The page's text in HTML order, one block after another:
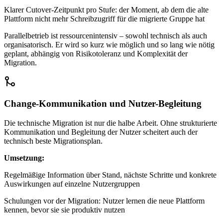
Klarer Cutover-Zeitpunkt pro Stufe: der Moment, ab dem die alte
Plattform nicht mehr Schreibzugriff für die migrierte Gruppe hat
Parallelbetrieb ist ressourcenintensiv – sowohl technisch als auch
organisatorisch. Er wird so kurz wie möglich und so lang wie nötig
geplant, abhängig von Risikotoleranz und Komplexität der
Migration.
Change-Kommunikation und Nutzer-Begleitung
Die technische Migration ist nur die halbe Arbeit. Ohne strukturierte
Kommunikation und Begleitung der Nutzer scheitert auch der
technisch beste Migrationsplan.
Umsetzung:
Regelmäßige Information über Stand, nächste Schritte und konkrete
Auswirkungen auf einzelne Nutzergruppen
Schulungen vor der Migration: Nutzer lernen die neue Plattform
kennen, bevor sie sie produktiv nutzen